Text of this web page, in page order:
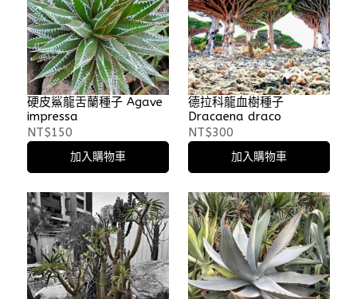
硬皮鯊龍舌蘭種子 Agave
impressa
NT$150
加入購物車
德拉科龍血樹種子
Dracaena draco
NT$300
加入購物車